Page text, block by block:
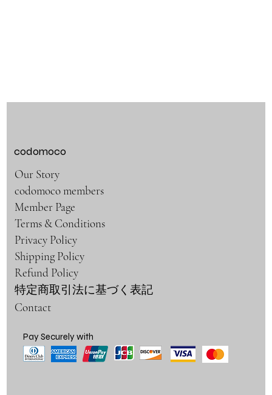
codomoco
Our Story
codomoco members
Member Page
Terms & Conditions
Privacy Policy
Shipping Policy
Refund Policy
特定商取引法に基づく表記
Contact
Pay Securely with